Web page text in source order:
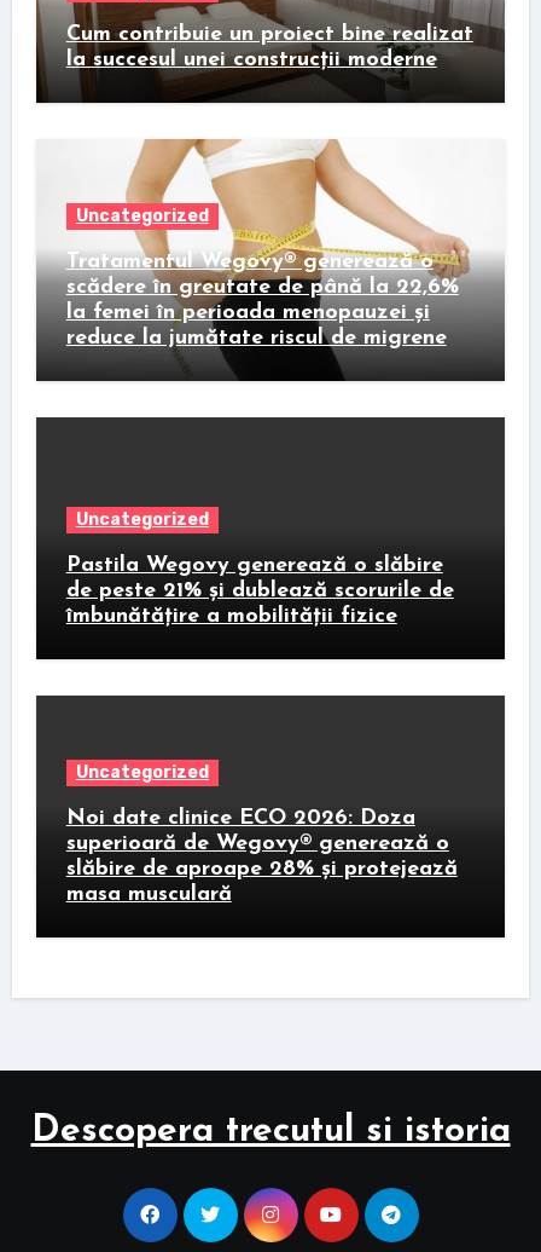
Cum contribuie un proiect bine realizat
la succesul unei construcții moderne
Uncategorized
Tratamentul Wegovy® generează o
scădere în greutate de până la 22,6%
la femei în perioada menopauzei și
reduce la jumătate riscul de migrene
Uncategorized
Pastila Wegovy generează o slăbire
de peste 21% și dublează scorurile de
îmbunătățire a mobilității fizice
Uncategorized
Noi date clinice ECO 2026: Doza
superioară de Wegovy® generează o
slăbire de aproape 28% și protejează
masa musculară
Descopera trecutul si istoria